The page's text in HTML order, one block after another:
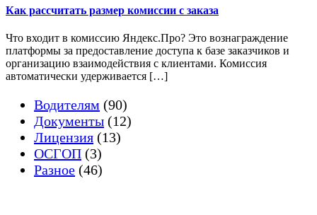
Как рассчитать размер комиссии с заказа
Что входит в комиссию Яндекс.Про? Это вознаграждение
платформы за предоставление доступа к базе заказчиков и
организацию взаимодействия с клиентами. Комиссия
автоматически удерживается […]
Водителям (90)
Документы (12)
Лицензия (13)
ОСГОП (3)
Разное (46)